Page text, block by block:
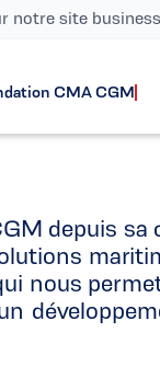
notre site business
CMA CGM
depuis sa
nous